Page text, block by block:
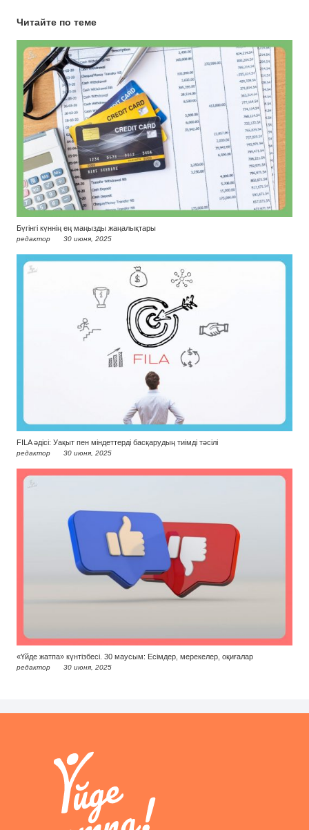
Читайте по теме
Бүгінгі күннің ең маңызды жаңалықтары
редактор 30 июня, 2025
FILA әдісі: Уақыт пен міндеттерді басқарудың тиімді тәсілі
редактор 30 июня, 2025
«Үйде жатпа» күнтізбесі. 30 маусым: Есімдер, мерекелер, оқиғалар
редактор 30 июня, 2025